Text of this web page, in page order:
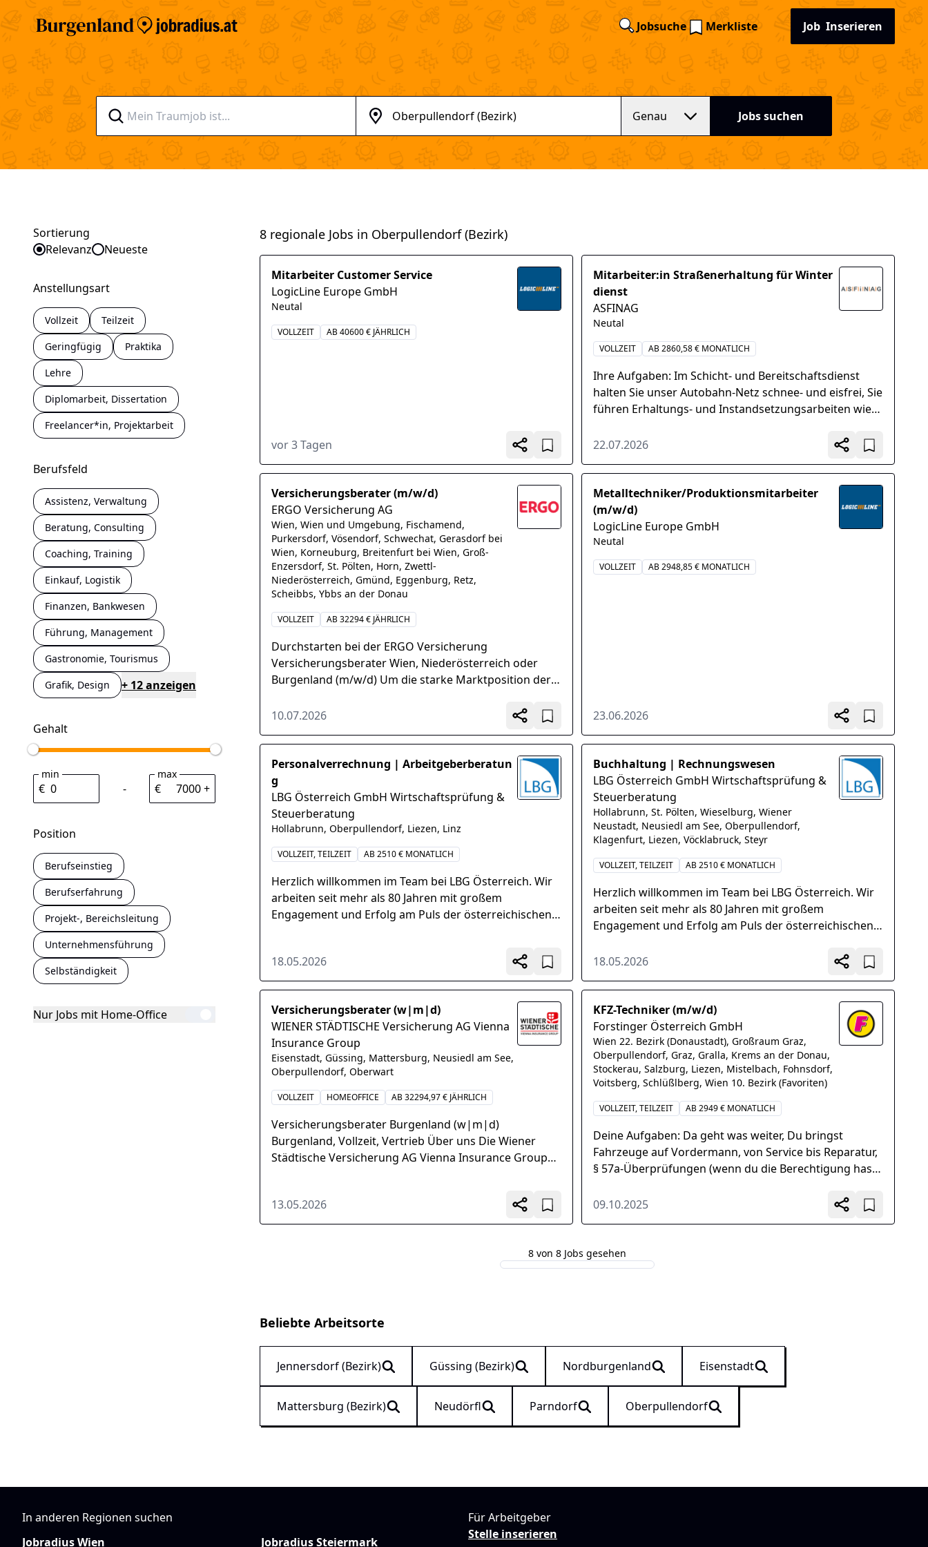
Jobsuche Merkliste Job Inserieren
Genau Jobs suchen
Sortierung
Sortieren nach
Relevanz Neueste
Anstellungsart
Vollzeit
Teilzeit
Geringfügig
Praktika
Lehre
Diplomarbeit, Dissertation
Freelancer*in, Projektarbeit
Berufsfeld
Assistenz, Verwaltung
Beratung, Consulting
Coaching, Training
Einkauf, Logistik
Finanzen, Bankwesen
Führung, Management
Gastronomie, Tourismus
Grafik, Design
+ 12 anzeigen
Gehalt
€
min
- € +
max
Position
Berufseinstieg
Berufserfahrung
Projekt-, Bereichsleitung
Unternehmensführung
Selbständigkeit
Nur Jobs mit Home-Office
8 regionale Jobs in Oberpullendorf (Bezirk)
Mitarbeiter Customer Service
LogicLine Europe GmbH
Neutal
VOLLZEIT AB 40600 € JÄHRLICH
vor 3 Tagen
Mitarbeiter:in Straßenerhaltung für Winter
dienst
ASFINAG
Neutal
VOLLZEIT AB 2860,58 € MONATLICH
Ihre Aufgaben: Im Schicht- und Bereitschaftsdienst
halten Sie unser Autobahn-Netz schnee- und eisfrei, Sie
führen Erhaltungs- und Instandsetzungsarbeiten wie
22.07.2026
Versicherungsberater (m/w/d)
ERGO Versicherung AG
Wien, Wien und Umgebung, Fischamend,
Purkersdorf, Vösendorf, Schwechat, Gerasdorf bei
Wien, Korneuburg, Breitenfurt bei Wien, Groß-
Enzersdorf, St. Pölten, Horn, Zwettl-
Niederösterreich, Gmünd, Eggenburg, Retz,
Scheibbs, Ybbs an der Donau
VOLLZEIT AB 32294 € JÄHRLICH
Durchstarten bei der ERGO Versicherung
Versicherungsberater Wien, Niederösterreich oder
Burgenland (m/w/d) Um die starke Marktposition der
10.07.2026
Metalltechniker/Produktionsmitarbeiter
(m/w/d)
LogicLine Europe GmbH
Neutal
VOLLZEIT AB 2948,85 € MONATLICH
23.06.2026
Personalverrechnung | Arbeitgeberberatun
g
LBG Österreich GmbH Wirtschaftsprüfung &
Steuerberatung
Hollabrunn, Oberpullendorf, Liezen, Linz
VOLLZEIT, TEILZEIT AB 2510 € MONATLICH
Herzlich willkommen im Team bei LBG Österreich. Wir
arbeiten seit mehr als 80 Jahren mit großem
Engagement und Erfolg am Puls der österreichischen
18.05.2026
Buchhaltung | Rechnungswesen
LBG Österreich GmbH Wirtschaftsprüfung &
Steuerberatung
Hollabrunn, St. Pölten, Wieselburg, Wiener
Neustadt, Neusiedl am See, Oberpullendorf,
Klagenfurt, Liezen, Vöcklabruck, Steyr
VOLLZEIT, TEILZEIT AB 2510 € MONATLICH
Herzlich willkommen im Team bei LBG Österreich. Wir
arbeiten seit mehr als 80 Jahren mit großem
Engagement und Erfolg am Puls der österreichischen
18.05.2026
Versicherungsberater (w|m|d)
WIENER STÄDTISCHE Versicherung AG Vienna
Insurance Group
Eisenstadt, Güssing, Mattersburg, Neusiedl am See,
Oberpullendorf, Oberwart
VOLLZEIT HOMEOFFICE AB 32294,97 € JÄHRLICH
Versicherungsberater Burgenland (w|m|d)
Burgenland, Vollzeit, Vertrieb Über uns Die Wiener
Städtische Versicherung AG Vienna Insurance Group
13.05.2026
KFZ-Techniker (m/w/d)
Forstinger Österreich GmbH
Wien 22. Bezirk (Donaustadt), Großraum Graz,
Oberpullendorf, Graz, Gralla, Krems an der Donau,
Stockerau, Salzburg, Liezen, Mistelbach, Fohnsdorf,
Voitsberg, Schlüßlberg, Wien 10. Bezirk (Favoriten)
VOLLZEIT, TEILZEIT AB 2949 € MONATLICH
Deine Aufgaben: Da geht was weiter, Du bringst
Fahrzeuge auf Vordermann, von Service bis Reparatur,
§ 57a-Überprüfungen (wenn du die Berechtigung hast)
09.10.2025
8 von 8 Jobs gesehen
Beliebte Arbeitsorte
Jennersdorf (Bezirk) Güssing (Bezirk) Nordburgenland Eisenstadt
Mattersburg (Bezirk) Neudörfl Parndorf Oberpullendorf
In anderen Regionen suchen
Jobradius Wien
Jobradius Steiermark
Für Arbeitgeber
Stelle inserieren